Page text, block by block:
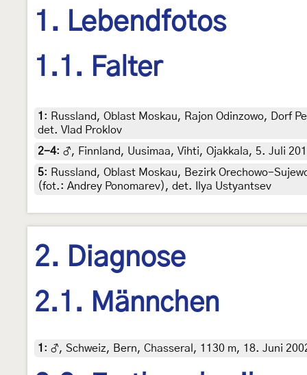
1. Lebendfotos
1.1. Falter
1 : Russland, Oblast Moskau, Rajon Odinzowo, Dorf
det. Vlad Proklov
2-4: ♂, Finnland, Uusimaa, Vihti, Ojakkala, 5. Juli
5: Russland, Oblast Moskau, Bezirk Orechowo-
(fot.: Andrey Ponomarev), det. Ilya Ustyantsev
2. Diagnose
2.1. Männchen
1 : ♂, Schweiz, Bern, Chasseral, 1130 m, 18. Juni